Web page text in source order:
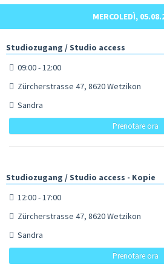
MERCOLEDÌ,
Studiozugang / Studio access
09:00 - 12:00
Zürcherstrasse 47, 8620 Wetzikon
Sandra
Prenotare ora
Studiozugang / Studio access - Kopie
12:00 - 17:00
Zürcherstrasse 47, 8620 Wetzikon
Sandra
Prenotare ora